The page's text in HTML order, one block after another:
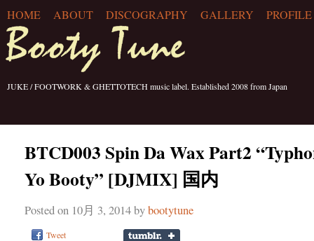
HOME ABOUT DISCOGRAPHY GALLERY PROFILE
JUKE / FOOTWORK & GHETTOTECH music label. Established 2008 from Japan
BTCD003 Spin Da Wax Part2
Yo Booty” [DJMIX] 国内
Posted on 10月 3, 2014 bybootytune
Tweet